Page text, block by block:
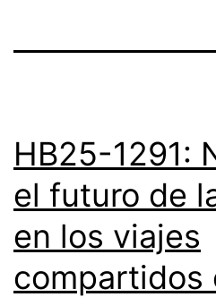
HB25-1291:
el futuro de
en los viajes
compartidos